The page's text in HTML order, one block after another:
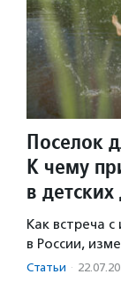
Поселок
К чему
в
Как встреча
в России,
Статьи ·